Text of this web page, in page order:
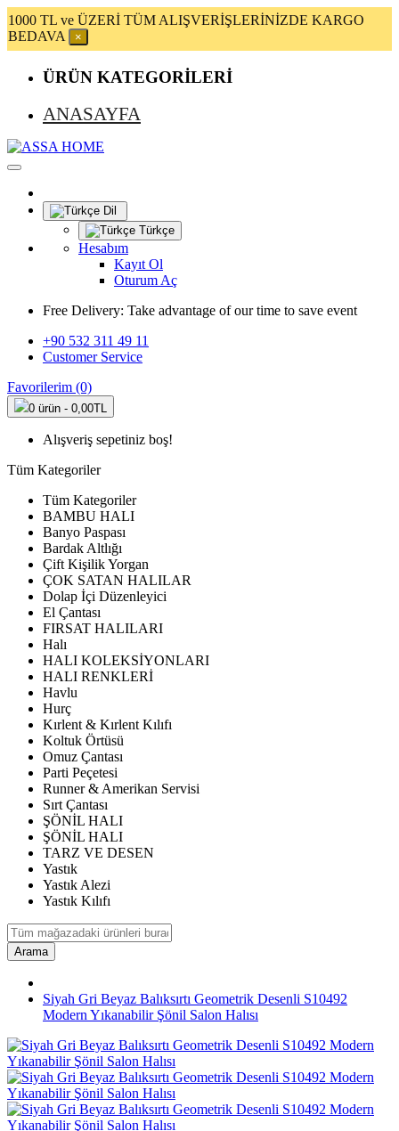
1000 TL ve ÜZERİ TÜM ALIŞVERİŞLERİNİZDE KARGO
BEDAVA
×
ÜRÜN KATEGORİLERİ
ANASAYFA
Dil
Türkçe
Hesabım
Kayıt Ol
Oturum Aç
Free Delivery: Take advantage of our time to save event
+90 532 311 49 11
Customer Service
Favorilerim (0)
0 ürün - 0,00TL
Alışveriş sepetiniz boş!
Tüm Kategoriler
Tüm Kategoriler
BAMBU HALI
Banyo Paspası
Bardak Altlığı
Çift Kişilik Yorgan
ÇOK SATAN HALILAR
Dolap İçi Düzenleyici
El Çantası
FIRSAT HALILARI
Halı
HALI KOLEKSİYONLARI
HALI RENKLERİ
Havlu
Hurç
Kırlent & Kırlent Kılıfı
Koltuk Örtüsü
Omuz Çantası
Parti Peçetesi
Runner & Amerikan Servisi
Sırt Çantası
ŞÖNİL HALI
ŞÖNİL HALI
TARZ VE DESEN
Yastık
Yastık Alezi
Yastık Kılıfı
Arama
Siyah Gri Beyaz Balıksırtı Geometrik Desenli S10492
Modern Yıkanabilir Şönil Salon Halısı